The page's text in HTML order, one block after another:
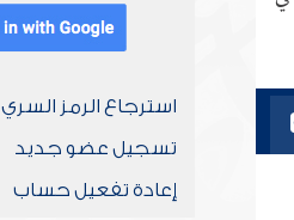
استرجاع الرمز السري
تسجيل عضو جديد
إعادة تفعيل حساب